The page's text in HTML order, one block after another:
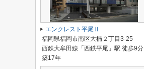
エンクレスト平尾Ⅱ
福岡県福岡市南区大楠２丁目3-25
西鉄大牟田線「西鉄平尾」駅 徒歩9分
築17年